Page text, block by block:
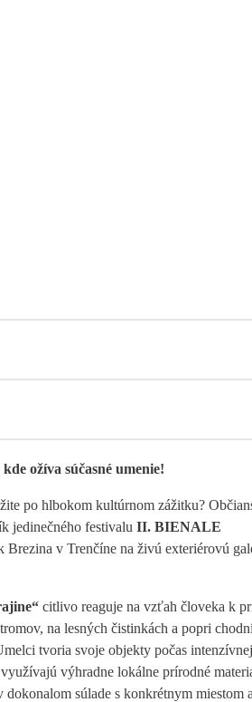
ožíva súčasné umenie!
po hlbokom kultúrnom zážitku?
jedinečného festivaluII. BIENALE
Brezina v Trenčíne na živú exteriérovú
citlivo reaguje na vzťah človeka k
na lesných čistinkách a popri
tvoria svoje objekty počas
výhradne lokálne prírodné
súlade s konkrétnym miestom